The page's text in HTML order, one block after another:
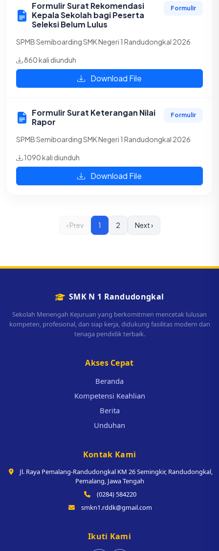
Formulir Surat Rekomendasi
Kepala Sekolah bagi Peserta
Seleksi Belum Lulus
Formulir
SPMB Semiboarding SMK Negeri 1 Randudongkal 2026
860 kali diunduh
Download File
Formulir Surat Keterangan Nilai
Rapor
Formulir
SPMB Semiboarding SMK Negeri 1 Randudongkal 2026
1090 kali diunduh
Download File
‹ Prev 1 2 Next ›
SMK N 1 Randudongkal
Sekolah Menengah Kejuruan yang berkomitmen mencetak lulusan
kompeten, profesional, dan siap kerja, didukung fasilitas modern dan
tenaga pendidik terbaik.
Akses Cepat
Beranda
Kompetensi Keahlian
Berita
Unduhan
Kontak Kami
Jl. Raya Pemalang-Randudongkal KM 26 Semingkir, Randudongkal,
Pemalang, Jawa Tengah
(0284) 584220
smkn1.rddk@gmail.com
Ikuti Kami